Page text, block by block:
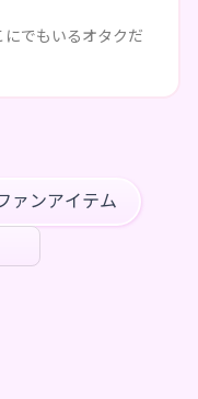
でもいるオタクだ
しませるよ！
てるよ！
ァンアイテム